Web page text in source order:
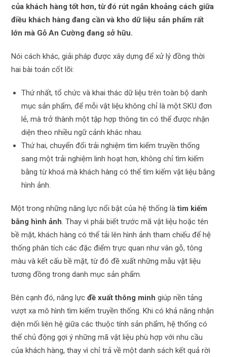
của khách hàng tốt hơn, từ đó rút ngắn khoảng cách giữa
điều khách hàng đang cần và kho dữ liệu sản phẩm rất
lớn mà Gỗ An Cường đang sở hữu.
Nói cách khác, giải pháp được xây dựng để xử lý đồng thời
hai bài toán cốt lõi:
Thứ nhất, tổ chức và khai thác dữ liệu trên toàn bộ danh
mục sản phẩm, để mỗi vật liệu không chỉ là một SKU đơn
lẻ, mà trở thành một tập hợp thông tin có thể được nhận
diện theo nhiều ngữ cảnh khác nhau.
Thứ hai, chuyển đổi trải nghiệm tìm kiếm truyền thống
sang một trải nghiệm linh hoạt hơn, không chỉ tìm kiếm
bằng từ khoá mà khách hàng có thể tìm kiếm vật liệu bằng
hình ảnh.
Một trong những năng lực nổi bật của hệ thống làtìm kiếm
bằng hình ảnh. Thay vì phải biết trước mã vật liệu hoặc tên
bề mặt, khách hàng có thể tải lên hình ảnh tham chiếu để hệ
thống phân tích các đặc điểm trực quan như vân gỗ, tông
màu và kết cấu bề mặt, từ đó đề xuất những mẫu vật liệu
tương đồng trong danh mục sản phẩm.
Bên cạnh đó, năng lựcđề xuất thông minh giúp nền tảng
vượt xa mô hình tìm kiếm truyền thống. Khi có khả năng nhận
diện mối liên hệ giữa các thuộc tính sản phẩm, hệ thống có
thể chủ động gợi ý những mã vật liệu phù hợp với nhu cầu
của khách hàng, thay vì chỉ trả về một danh sách kết quả rời